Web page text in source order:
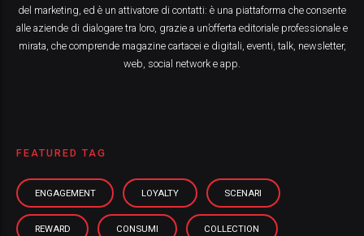
del marketing, ed è un attivatore di contatti: è una piattaforma che consente
alle aziende di dialogare tra loro, grazie a un’offerta editoriale professionale e
mirata, che comprende magazine cartacei e digitali, eventi, talk, newsletter,
web, social network e app.
FEATURED TAG
ENGAGEMENT LOYALTY SCENARI
REWARD CONSUMI COLLECTION